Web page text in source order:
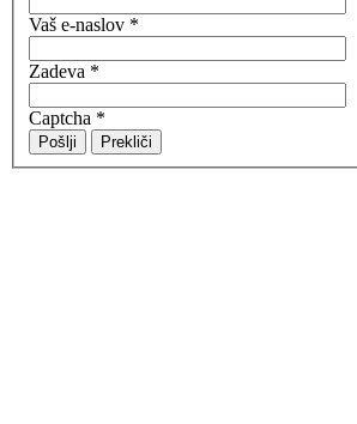
Vaš e-naslov *
Zadeva *
Captcha *
Pošlji Prekliči